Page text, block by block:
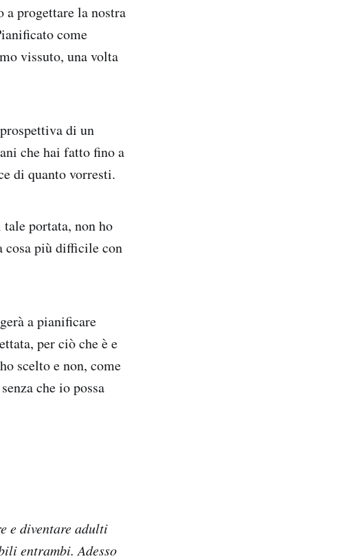
a progettare la nostra
come
vissuto, una volta
di un
che hai fatto fino a
di quanto vorresti.
portata, non ho
cosa più difficile con
a pianificare
per ciò che è e
scelto e non, come
che io possa
e diventare adulti
entrambi. Adesso